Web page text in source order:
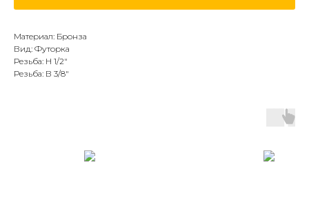
Материал: Бронза
Вид: Футорка
Резьба: Н 1/2"
Резьба: В 3/8"